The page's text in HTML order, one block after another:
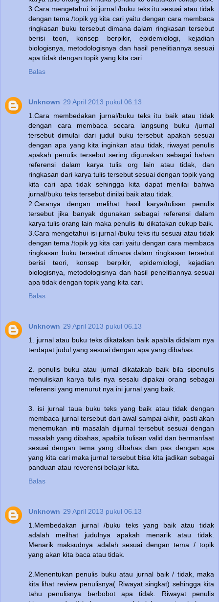
3.Cara mengetahui isi jurnal /buku teks itu sesuai atau tidak
dengan tema /topik yg kita cari yaitu dengan cara membaca
ringkasan buku tersebut dimana dalam ringkasan tersebut
berisi teori, konsep berpikir, epidemiologi, kejadian
biologisnya, metodologisnya dan hasil penelitiannya sesuai
apa tidak dengan topik yang kita cari.
Balas
Unknown 29 April 2013 pukul 06.13
1.Cara membedakan jurnal/buku teks itu baik atau tidak
dengan cara membaca secara langsung buku /jurnal
tersebut dimulai dari judul buku tersebut apakah sesuai
dengan apa yang kita inginkan atau tidak, riwayat penulis
apakah penulis tersebut sering digunakan sebagai bahan
referensi dalam karya tulis org lain atau tidak, dan
ringkasan dari karya tulis tersebut sesuai dengan topik yang
kita cari apa tidak sehingga kita dapat menilai bahwa
jurnal/buku teks tersebut dinilai baik atau tidak.
2.Caranya dengan melihat hasil karya/tulisan penulis
tersebut jika banyak dgunakan sebagai referensi dalam
karya tulis orang lain maka penulis itu dikatakan cukup baik.
3.Cara mengetahui isi jurnal /buku teks itu sesuai atau tidak
dengan tema /topik yg kita cari yaitu dengan cara membaca
ringkasan buku tersebut dimana dalam ringkasan tersebut
berisi teori, konsep berpikir, epidemiologi, kejadian
biologisnya, metodologisnya dan hasil penelitiannya sesuai
apa tidak dengan topik yang kita cari.
Balas
Unknown 29 April 2013 pukul 06.13
1. jurnal atau buku teks dikatakan baik apabila didalam nya
terdapat judul yang sesuai dengan apa yang dibahas.
2. penulis buku atau jurnal dikatakab baik bila sipenulis
menuliskan karya tulis nya sesalu dipakai orang sebagai
referensi yang menurut nya ini jurnal yang baik.
3. isi jurnal taua buku teks yang baik atau tidak dengan
membaca jurnal tersebut dari awal sampai akhir, pasti akan
menemukan inti masalah dijurnal tersebut sesuai dengan
masalah yang dibahas, apabila tulisan valid dan bermanfaat
sesuai dengan tema yang dibahas dan pas dengan apa
yang kita cari maka jurnal tersebut bisa kita jadikan sebagai
panduan atau reverensi belajar kita.
Balas
Unknown 29 April 2013 pukul 06.13
1.Membedakan jurnal /buku teks yang baik atau tidak
adalah meilhat judulnya apakah menarik atau tidak.
Menarik maksudnya adalah sesuai dengan tema / topik
yang akan kita baca atau tidak.
2.Menentukan penulis buku atau jurnal baik / tidak, maka
kita lihat review penulisnya( Riwayat singkat) sehingga kita
tahu penulisnya berbobot apa tidak. Riwayat penulis